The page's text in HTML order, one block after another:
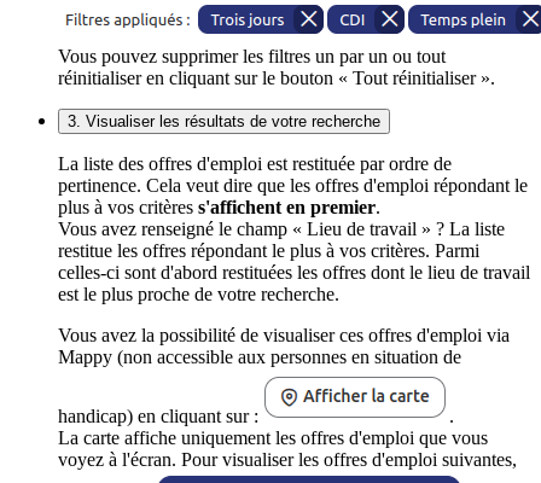
Vous pouvez supprimer les filtres un par un ou tout
réinitialiser en cliquant sur le bouton « Tout réinitialiser ».
3. Visualiser les résultats de votre recherche
La liste des offres d'emploi est restituée par ordre de
pertinence. Cela veut dire que les offres d'emploi répondant le
plus à vos critères s'affichent en premier.
Vous avez renseigné le champ « Lieu de travail » ? La liste
restitue les offres répondant le plus à vos critères. Parmi
celles-ci sont d'abord restituées les offres dont le lieu de travail
est le plus proche de votre recherche.
Vous avez la possibilité de visualiser ces offres d'emploi via
Mappy (non accessible aux personnes en situation de
handicap) en cliquant sur :
.
La carte affiche uniquement les offres d'emploi que vous
voyez à l'écran. Pour visualiser les offres d'emploi suivantes,